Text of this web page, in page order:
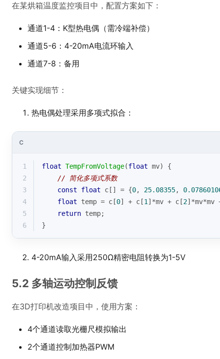
在某烘箱温度监控项目中，配置方案如下：
通道1-4：K型热电偶（需冷端补偿）
通道5-6：4-20mA电流环输入
通道7-8：备用
关键实现细节：
热电偶处理采用多项式拟合：
C
1 float TempFromVoltage(float mv)
{
2
// 简化多项式系数
3
const float c[] = {0, 25.08355,
4
float temp = c[0] + c[1 ]*mv + c[2
5
return temp;
6
}
4-20mA输入采用250Ω精密电阻转换为1-5V
5.2 多轴运动控制反馈
在3D打印机改造项目中，使用方案：
4个通道读取光栅尺模拟输出
2个通道控制加热器PWM